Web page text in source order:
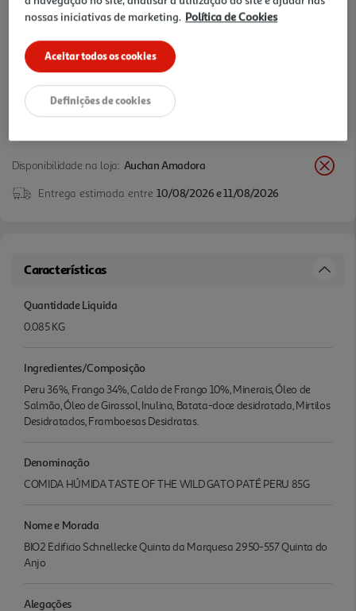
+10% DESC. IMEDIATO PET CLUB
10% de desconto imediato exclusivo para membros do
O Meu Pet.
De 6/8/2026 a 31/8/2026
Disponibilidade na loja: Auchan Amadora
Entrega estimada entre 10/08/2026 e 11/08/2026
Características
Quantidade Liquida
0.085 KG
Ingredientes/Composição
Peru 36%, Frango 34%, Caldo de Frango 10%, Minerais, Óleo de
Salmão, Óleo de Girassol, Inulina, Batata-doce desidratada, Mirtilos
Desidratados, Framboesas Desidratas.
Denominação
COMIDA HÚMIDA TASTE OF THE WILD GATO PATÉ PERU 85G
Nome e Morada
BIO2 Edificio Schnellecke Quinta da Marquesa 2950-557 Quinta do
Anjo
Alegações
nossas iniciativas de marketing. Política de Cookies
Aceitar todos os cookies
Definições de cookies